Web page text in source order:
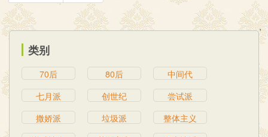
类别
70后 80后
中间代
七月派
创世纪
尝试派
撒娇派
垃圾派
整体主义
,